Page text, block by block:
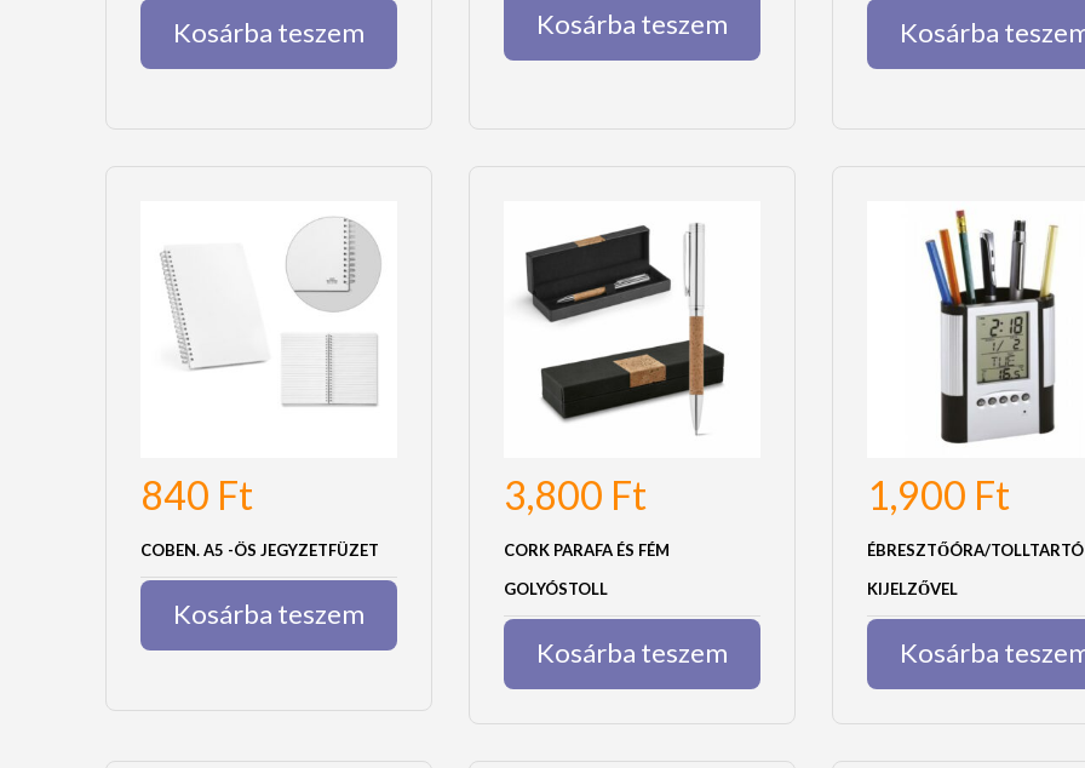
Kosárba teszem Kosárba teszem Kosárba
840 Ft
COBEN. A5 -ÖS JEGYZETFÜZET
Kosárba teszem
3,800 Ft
CORK PARAFA ÉS FÉM
GOLYÓSTOLL
Kosárba teszem
1,900 Ft
ÉBRESZTŐÓRA/
KIJELZŐVEL
Kosárba